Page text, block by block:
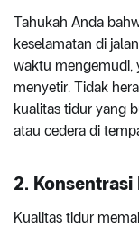
Tahukah Anda
keselamatan di
waktu mengemudi,
menyetir. Tidak
kualitas tidur yang
atau cedera di
2. Konsentrasi
Kualitas tidur